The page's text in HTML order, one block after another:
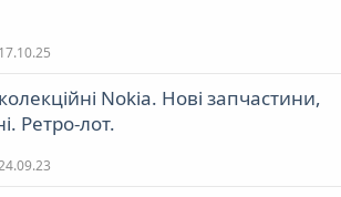
17.10.25
Nokia. Нові запчастини,
Ретро-лот.